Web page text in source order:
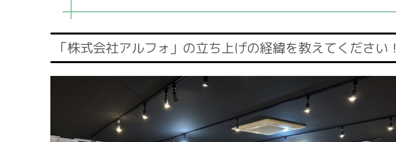
「株式会社アルフォ」の立ち上げの経緯を教えてください！